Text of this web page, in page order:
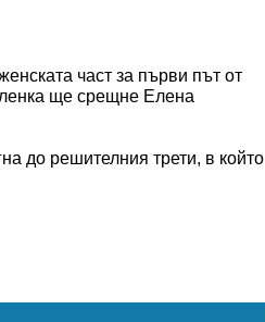
част за първи път от
ще срещне Елена
до решителния трети, в който